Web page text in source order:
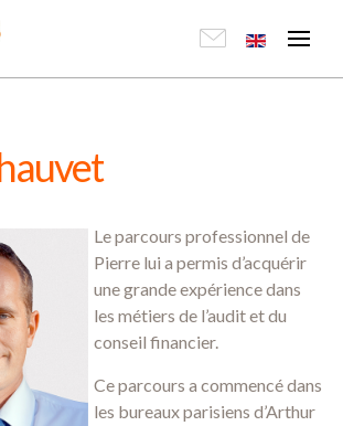
Le parcours professionnel de
Pierre lui a permis d’acquérir
une grande expérience dans
les métiers de l’audit et du
conseil financier.
Ce parcours a commencé dans
les bureaux parisiens d’Arthur